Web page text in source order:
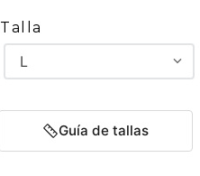
Talla
L
Guía de tallas